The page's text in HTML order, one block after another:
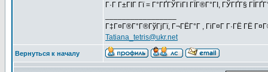
Г·Г Г±ГІГ Гї = Г°ГҐГЎГіГІ ГЇГ®Г°ГІ, ГЎГҐГ§
Г‡Г¤Г®Г°Г®ГўГјГї, Г¬ГЁГ°Г , ГіГ¤Г Г·ГЁ ГЁ
Tatiana_tetris@ukr.net
Вернуться к началу